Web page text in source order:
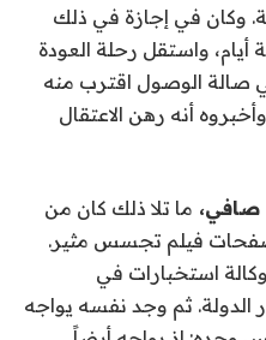
وكان في إجازة في ذلك
واستقل رحلة العودة
صالة الوصول اقترب منه
أنه رهن الاعتقال
صافي، ما تلا ذلك كان من
فيلم تجسس مثير.
استخبارات في
الدولة. ثم وجد نفسه يواجه